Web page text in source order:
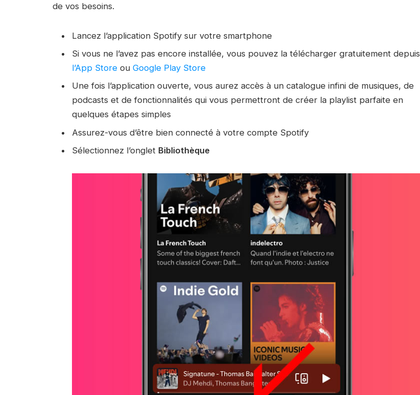
de vos besoins.
Lancez l’application Spotify sur votre smartphone
Si vous ne l’avez pas encore installée, vous pouvez la télécharger gratuitement depuis
l’App Store ou Google Play Store
Une fois l’application ouverte, vous aurez accès à un catalogue infini de musiques, de
podcasts et de fonctionnalités qui vous permettront de créer la playlist parfaite en
quelques étapes simples
Assurez-vous d’être bien connecté à votre compte Spotify
Sélectionnez l’onglet Bibliothèque